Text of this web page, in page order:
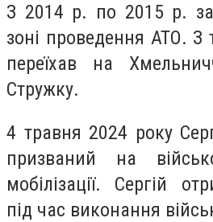
З 2014 р. по 2015 р.
зоні проведення АТО. З
переїхав на
Стружку.
4 травня 2024 року
призваний на
мобілізації. Сергій
під час виконання